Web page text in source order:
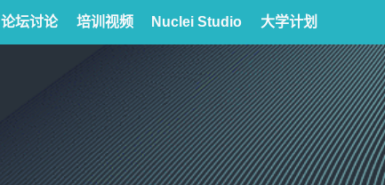
论坛讨论 培训视频 Nuclei Studio 大学计划